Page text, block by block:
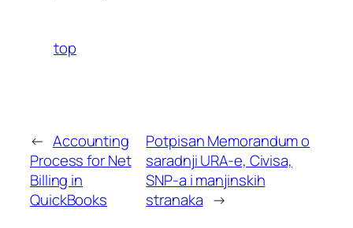
top
← Accounting
Process for Net
Billing in
QuickBooks
Potpisan Memorandum o
saradnji URA-e, Civisa,
SNP-a i manjinskih
stranaka →